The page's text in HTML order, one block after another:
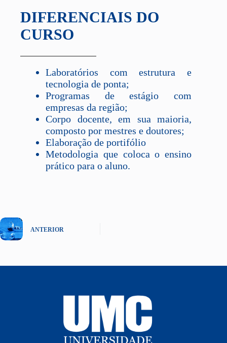
DIFERENCIAIS DO
CURSO
Laboratórios com estrutura e
tecnologia de ponta;
Programas de estágio com
empresas da região;
Corpo docente, em sua maioria,
composto por mestres e doutores;
Elaboração de portifólio
Metodologia que coloca o ensino
prático para o aluno.
ANTERIOR